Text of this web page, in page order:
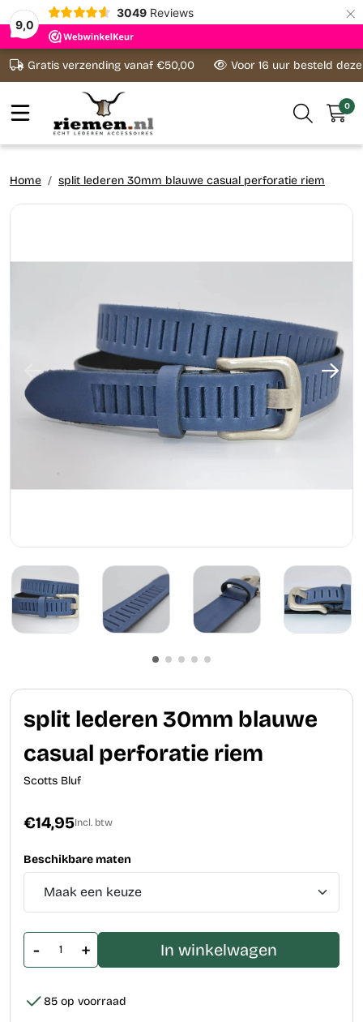
9,0
3049 Reviews ×
Ga naar content
Gratis verzending vanaf €50,00 Voor 16 uur besteld
0
Home split lederen 30mm blauwe casual perforatie riem
split lederen 30mm blauwe
casual perforatie riem
Scotts Bluf
€14,95Incl. btw
Beschikbare maten
- + In winkelwagen
85 op voorraad